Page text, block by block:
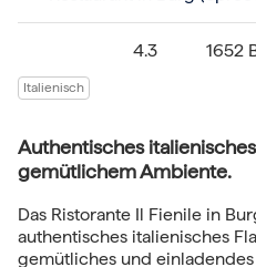
4.3 1652
Italienisch
Authentisches
gemütlichem Ambiente.
Das Ristorante Il Fienile in
authentisches italienisches
gemütliches und